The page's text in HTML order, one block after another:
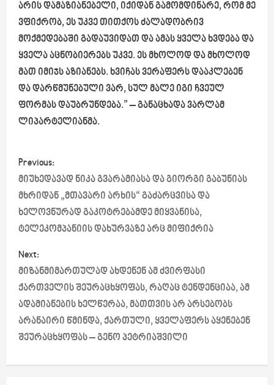
არის დამაზიანებელი, იქიდან გამომდინარე, რომ მე
ვფიქრობ, ეს უკვე თითქოს ძალადობრივ
მოქმედებაში გადაუვიდათ და ამას ყველა ხვდება და
ყველა აცნობიერებს უკვე. ეს მხოლოდ და მხოლოდ
მათ იმიჯს აზიანებს. ხვიჩას ვერაფერს დააკლებენ
და დარწმუნებული ვარ, სულ მალე იგი ჩვეულ
ფორმას დაუბრუნდება.” – განაცხადა ვარლამ
ლიპარტელიანმა.
P
o
s
t
n
a
v
i
g
Previous:
მიუხედავად ნიკა გვარამიასა და გიორგი გაბუნიას
მხრიდან „მთავარი არხის“ გაძარცვისა და
ხელოვნურად გაკოტრებამდე მიყვანისა,
ტელეკომპანიის დახურვაზე არც მიფიქრია
Next:
მიზანმიმართულად ახდენენ ამ ძვირფასი
ქართველის შეურაცხყოფას, რაღაც ტენდენციაა, ამ
ადამიანების ხელწერაა, მათთვის არ არსებობს
არანაირი წმინდა, ქართული, ყველაფერს აყენებენ
შეურაცხყოფას – გენო პეტრიაშვილი